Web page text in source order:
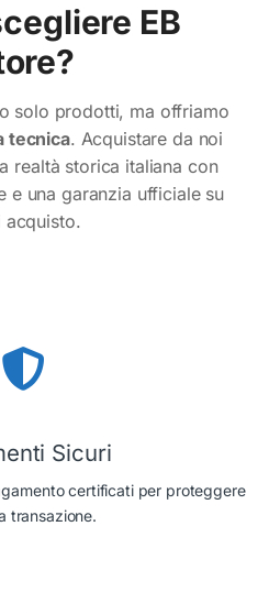
EB
solo prodotti, ma offriamo
tecnica. Acquistare da noi
realtà storica italiana con
e una garanzia ufficiale su
acquisto.
Sicuri
certificati per proteggere
transazione.